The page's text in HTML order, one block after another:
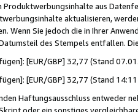
Produktwerbungsinhalte aus
aktualisieren,
Wenn Sie jedoch die in Ihrer
des Stempels entfallen.
[EUR/GBP] 32,77 (Stand
[EUR/GBP] 32,77 (Stand
Haftungsausschluss entweder
oder ein sonstiges